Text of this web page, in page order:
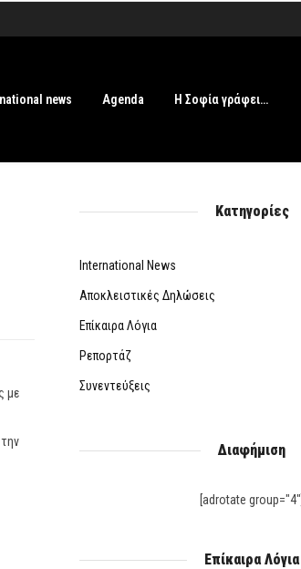
news Agenda Η Σοφία γράφει…
με
Κατηγορίες
International News
Αποκλειστικές Δηλώσεις
Επίκαιρα Λόγια
Ρεπορτάζ
Συνεντεύξεις
Διαφήμιση
[adrotate group="4"]
Επίκαιρα Λόγια